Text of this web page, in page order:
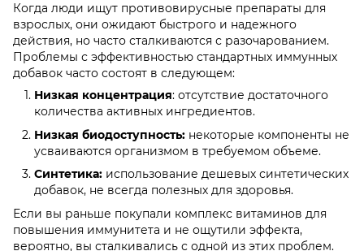
Когда люди ищут противовирусные препараты для
взрослых, они ожидают быстрого и надежного
действия, но часто сталкиваются с разочарованием.
Проблемы с эффективностью стандартных иммунных
добавок часто состоят в следующем:
Низкая концентрация: отсутствие достаточного
количества активных ингредиентов.
Низкая биодоступность: некоторые компоненты не
усваиваются организмом в требуемом объеме.
Синтетика: использование дешевых синтетических
добавок, не всегда полезных для здоровья.
Если вы раньше покупали комплекс витаминов для
повышения иммунитета и не ощутили эффекта,
вероятно, вы сталкивались с одной из этих проблем.